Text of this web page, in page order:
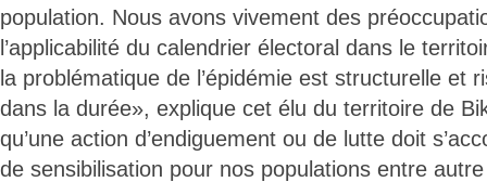
population. Nous avons vivement des
l’applicabilité du calendrier électoral dans le
la problématique de l’épidémie est structurelle et
dans la durée», explique cet élu du territoire de
qu’une action d’endiguement ou de lutte doit
de sensibilisation pour nos populations entre